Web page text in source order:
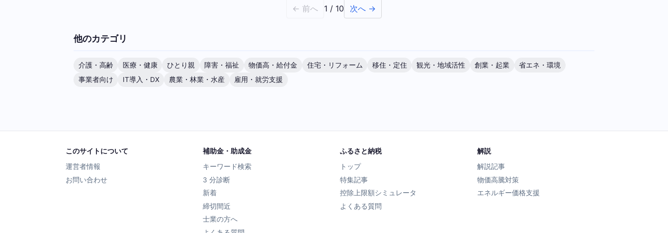
← 前へ 1 / 10 次へ →
他のカテゴリ
介護・高齢 医療・健康 ひとり親 障害・福祉 物価高・給付金 住宅・リフォーム 移住・定住 観光・地域活性 創業・起業
省エネ・環境
事業者向け
IT導入・DX 農業・林業・水産 雇用・就労支援
このサイトについて
運営者情報
お問い合わせ
補助金・助成金
キーワード検索
3 分診断
新着
締切間近
士業の方へ
ふるさと納税
トップ
特集記事
控除上限額シミュレータ
よくある質問
解説
解説記事
物価高騰対策
エネルギー価格支援